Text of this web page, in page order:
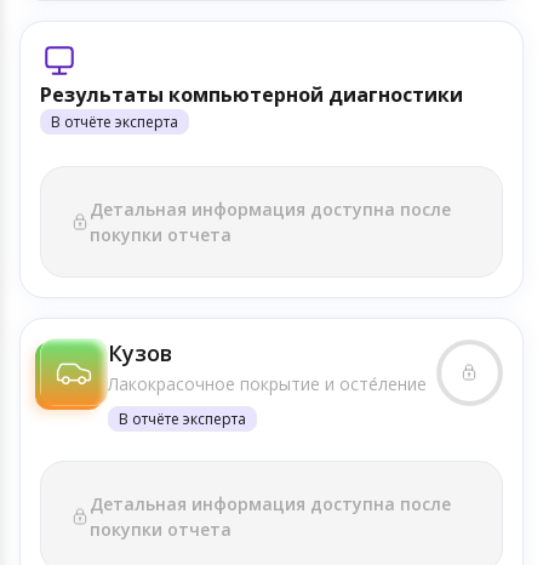
Результаты компьютерной диагностики
В отчёте эксперта
Детальная информация доступна после
покупки отчета
Кузов
Лакокрасочное покрытие и осте́ление
В отчёте эксперта
Детальная информация доступна после
покупки отчета